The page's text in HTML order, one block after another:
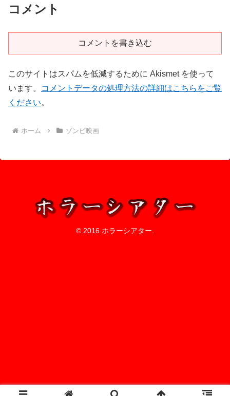
コメント
コメントを書き込む
このサイトはスパムを低減するために Akismet を使って
います。
コメントデータの処理方法の詳細はこちらをご覧
ください。
ホーム ゾンビ映画
© 2016 ホラーシアター.